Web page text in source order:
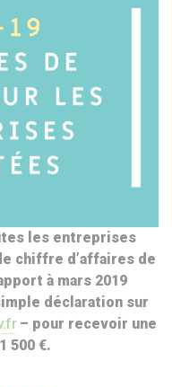
les entreprises
chiffre d’affaires de
à mars 2019
déclaration sur
– pour recevoir une
500 €.